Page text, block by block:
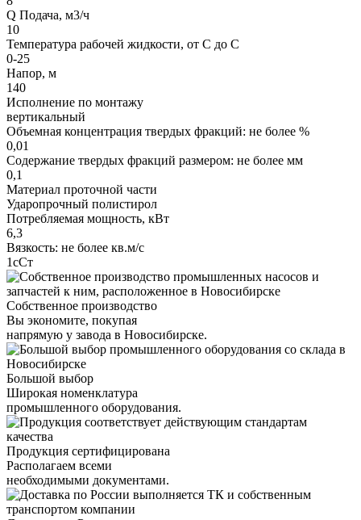
Q Подача, м3/ч
10
Температура рабочей жидкости, от С до С
0-25
Напор, м
140
Исполнение по монтажу
вертикальный
Объемная концентрация твердых фракций: не более %
0,01
Содержание твердых фракций размером: не более мм
0,1
Материал проточной части
Ударопрочный полистирол
Потребляемая мощность, кВт
6,3
Вязкость: не более кв.м/с
1сСт
Собственное производство
Вы экономите, покупая
напрямую у завода в Новосибирске.
Большой выбор
Широкая номенклатура
промышленного оборудования.
Продукция сертифицирована
Располагаем всеми
необходимыми документами.